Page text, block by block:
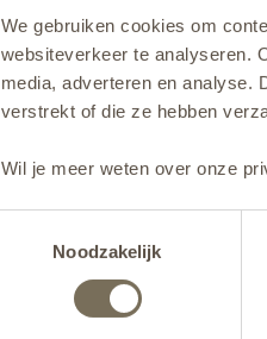
We gebruiken cookies om
websiteverkeer te analyseren.
media, adverteren en analyse.
verstrekt of die ze hebben
Wil je meer weten over onze
Noodzakelijk